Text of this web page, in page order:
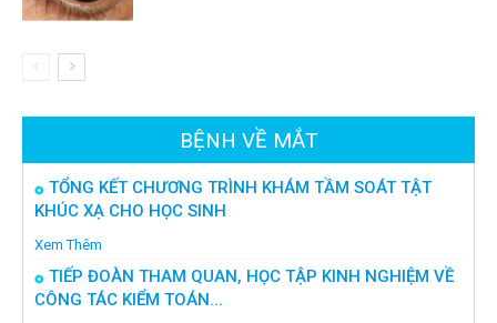
BỆNH VỀ MẮT
TỔNG KẾT CHƯƠNG TRÌNH KHÁM TẦM SOÁT TẬT
KHÚC XẠ CHO HỌC SINH
Xem Thêm
TIẾP ĐOÀN THAM QUAN, HỌC TẬP KINH NGHIỆM VỀ
CÔNG TÁC KIỂM TOÁN...